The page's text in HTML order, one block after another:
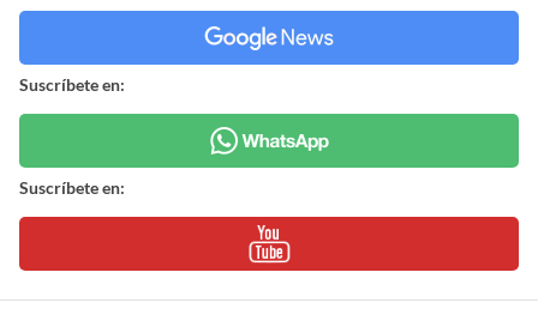
Suscríbete en:
Suscríbete en: